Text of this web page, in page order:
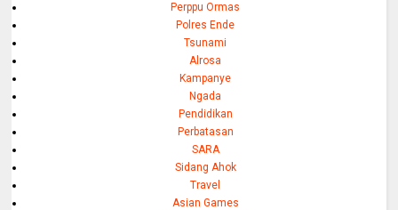
Perppu Ormas
Polres Ende
Tsunami
Alrosa
Kampanye
Ngada
Pendidikan
Perbatasan
SARA
Sidang Ahok
Travel
Asian Games